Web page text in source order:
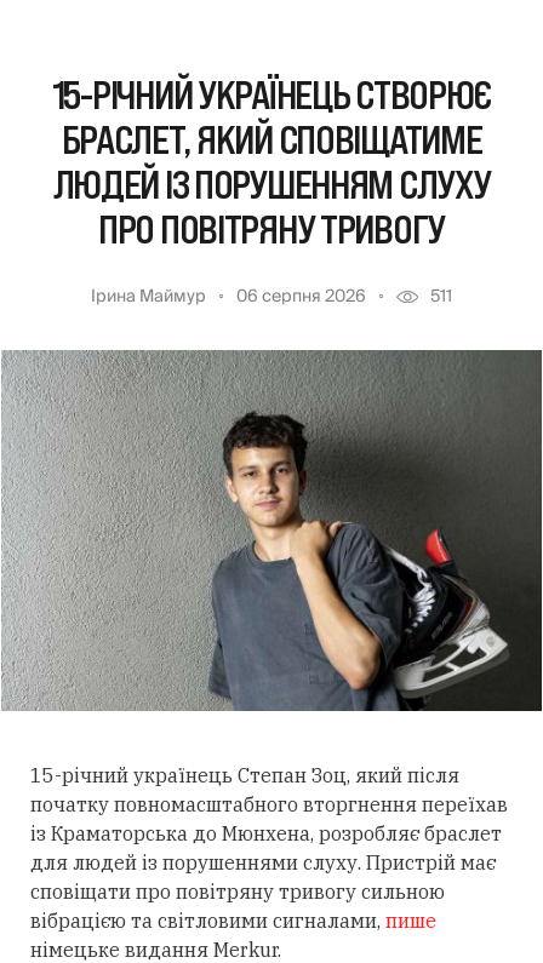
15-РІЧНИЙ УКРАЇНЕЦЬ СТВОРЮЄ
БРАСЛЕТ, ЯКИЙ СПОВІЩАТИМЕ
ЛЮДЕЙ ІЗ ПОРУШЕННЯМ СЛУХУ
ПРО ПОВІТРЯНУ ТРИВОГУ
Ірина Маймур 06 серпня 2026 511
15-річний українець Степан Зоц, який після
початку повномасштабного вторгнення переїхав
із Краматорська до Мюнхена, розробляє браслет
для людей із порушеннями слуху. Пристрій має
сповіщати про повітряну тривогу сильною
вібрацією та світловими сигналами, пише
німецьке видання Merkur.